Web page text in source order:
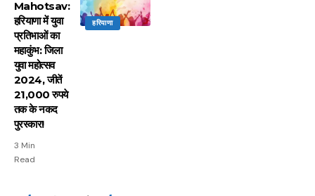
हरियाणा
Mahotsav:
हरियाणा में युवा
प्रतिभाओं का
महाकुंभ: जिला
युवा महोत्सव
2024, जीतें
21,000 रुपये
तक के नकद
पुरस्कार!
3 Min
Read
15 नवंबर से लागू होंगे